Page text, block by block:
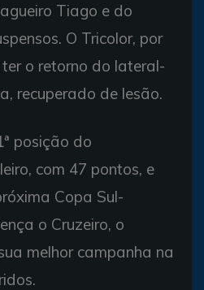
Tiago e do
O Tricolor, por
o retorno do lateral-
recuperado de lesão.
posição do
com 47 pontos, e
Copa Sul-
o Cruzeiro, o
melhor campanha na